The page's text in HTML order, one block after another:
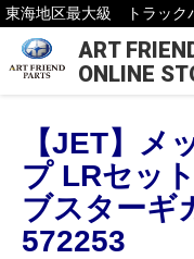
東海地区最大級 トラック
ART
ONLINE
【JET】メ
プ LRセッ
ブスターギ
572253